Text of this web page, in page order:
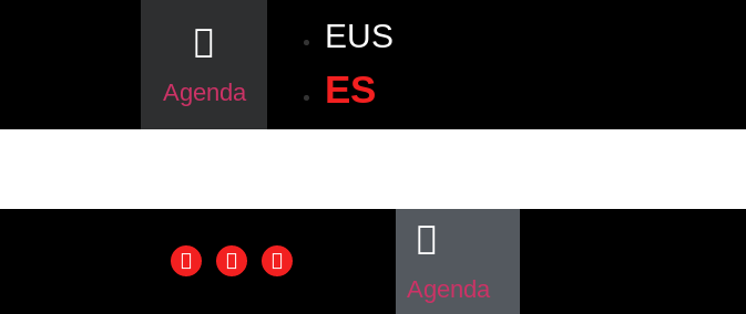
Agenda
EUS
ES
Agenda